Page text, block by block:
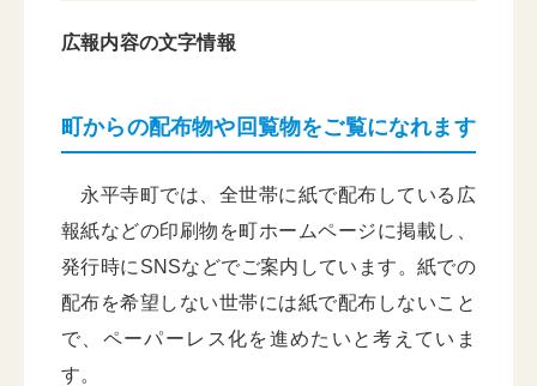
広報内容の文字情報
町からの配布物や回覧物をご覧になれます
永平寺町では、全世帯に紙で配布している広
報紙などの印刷物を町ホームページに掲載し、
発行時にSNSなどでご案内しています。紙での
配布を希望しない世帯には紙で配布しないこと
で、ペーパーレス化を進めたいと考えていま
す。